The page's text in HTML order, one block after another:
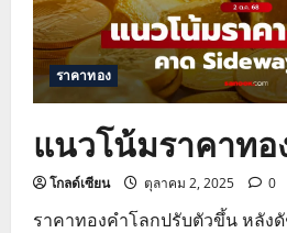
ราคาทอง
แนวโน้มราคาทอ
โกลด์เซียน ตุลาคม 2, 2025 0
ราคาทองคำโลกปรับตัวขึ้น หลัง